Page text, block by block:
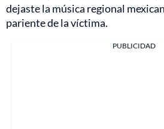
dejaste la música regional
pariente de la víctima.
PUBLICIDAD